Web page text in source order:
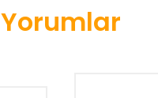
Yorumlar